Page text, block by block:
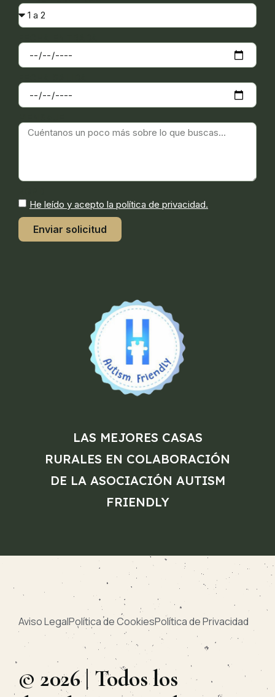
He leído y acepto la política de privacidad.
Enviar solicitud
LAS MEJORES CASAS
RURALES EN COLABORACIÓN
DE LA ASOCIACIÓN AUTISM
FRIENDLY
Aviso LegalPolítica de CookiesPolítica de Privacidad
© 2026 | Todos los